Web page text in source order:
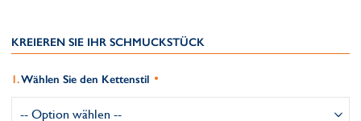
KREIEREN SIE IHR SCHMUCKSTÜCK
Wählen Sie den Kettenstil